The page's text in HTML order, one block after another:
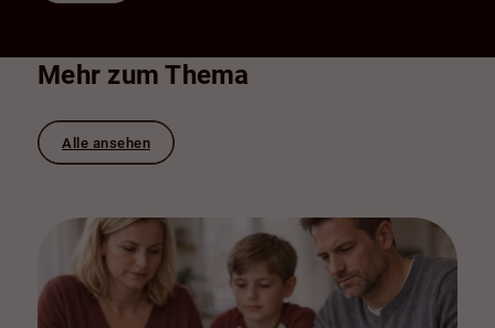
Mehr zum Thema
Alle ansehen